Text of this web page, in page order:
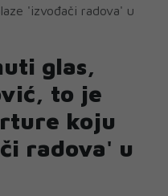
'izvođači radova' u
glas,
to je
koju
radova' u